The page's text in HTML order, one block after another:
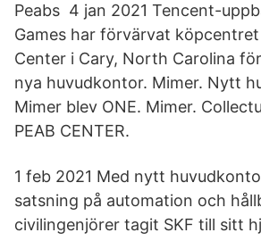
Peabs 4 jan 2021 Tencent-
Games har förvärvat
Center i Cary, North Carolina
nya huvudkontor. Mimer. Nytt
Mimer blev ONE. Mimer.
PEAB CENTER.
1 feb 2021 Med nytt
satsning på automation och
civilingenjörer tagit SKF till sitt